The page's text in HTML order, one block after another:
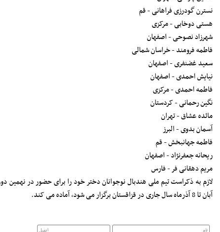
نسترن گودرزی فراهانی - قم
هستی دوخابی - مرکزی
شهرزاد نصوحی - اصفهان
فاطمه فرومند - خراسان شمالی
سعید غضنفری - اصفهان
نیایش احمدی - اصفهان
فاطمه احمدی - مرکزی
نگین رحمانی - کردستان
مائده عشاق - تهران
آسمان بدوی - البرز
فاطمه جهانبخش - قم
ریحانه جعفرنژاد - اصفهان
مریم دهقانی فر - فارس
آبان تا 8 آذرماه سال جاری در قزاقستان برگزار می شود، آماده می کند.